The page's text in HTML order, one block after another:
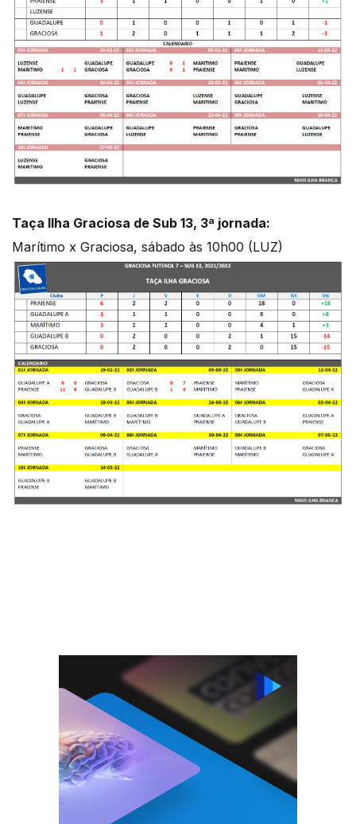
Taça Ilha Graciosa de Sub 13, 3ª jornada:
Marítimo x Graciosa, sábado às 10h00 (LUZ)